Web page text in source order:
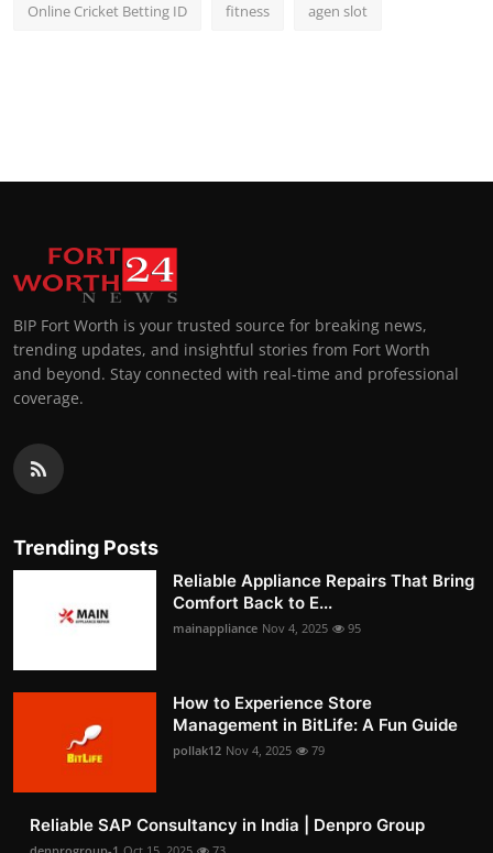
Online Cricket Betting ID fitness agen slot
BIP Fort Worth is your trusted source for breaking news,
trending updates, and insightful stories from Fort Worth
and beyond. Stay connected with real-time and professional
coverage.
Trending Posts
Reliable Appliance Repairs That Bring
Comfort Back to E...
mainappliance Nov 4, 2025 95
How to Experience Store
Management in BitLife: A Fun Guide
pollak12 Nov 4, 2025 79
Reliable SAP Consultancy in India | Denpro Group